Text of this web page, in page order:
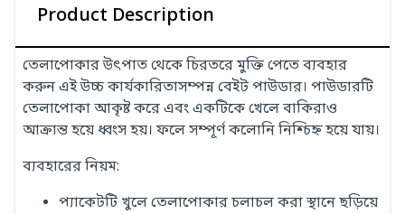
Product Description
তেলাপোকার উৎপাত থেকে চিরতরে মুক্তি পেতে ব্যবহার
করুন এই উচ্চ কার্যকারিতাসম্পন্ন বেইট পাউডার। পাউডারটি
তেলাপোকা আকৃষ্ট করে এবং একটিকে খেলে বাকিরাও
আক্রান্ত হয়ে ধ্বংস হয়। ফলে সম্পূর্ণ কলোনি নিশ্চিহ্ন হয়ে যায়।
ব্যবহারের নিয়ম:
প্যাকেটটি খুলে তেলাপোকার চলাচল করা স্থানে ছড়িয়ে